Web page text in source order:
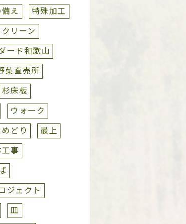
え
特殊加工
リーン
ード和歌山
菜直売所
杉床板
ウォーク
どり
最上
事
ジェクト
皿